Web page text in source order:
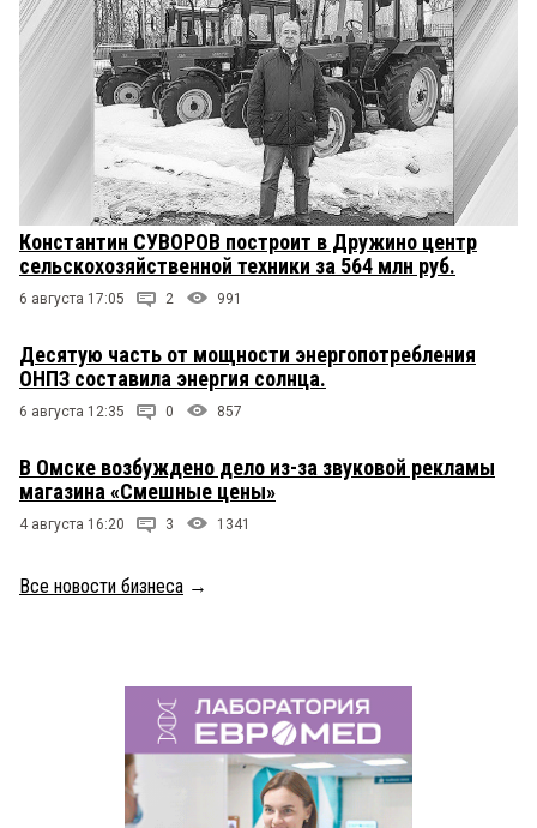
Константин СУВОРОВ построит в Дружино центр
сельскохозяйственной техники за 564 млн руб.
6 августа 17:05 2 991
Десятую часть от мощности энергопотребления
ОНПЗ составила энергия солнца.
6 августа 12:35 0 857
В Омске возбуждено дело из-за звуковой рекламы
магазина «Смешные цены»
4 августа 16:20 3 1341
Все новости бизнеса →